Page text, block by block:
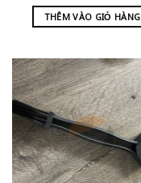
THÊM VÀO GIỎ HÀNG